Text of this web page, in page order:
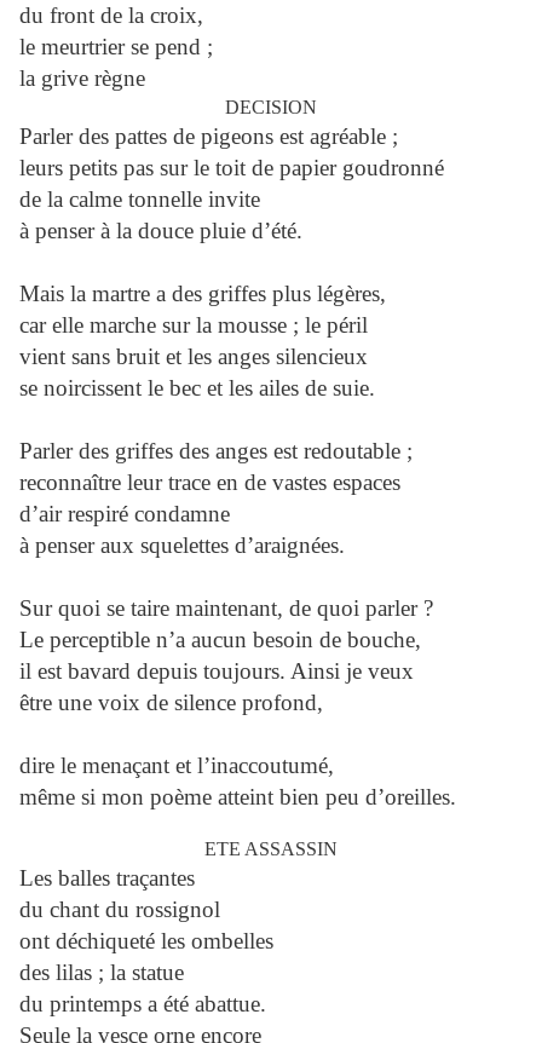
du front de la croix,
le meurtrier se pend ;
la grive règne
DECISION
Parler des pattes de pigeons est agréable ;
leurs petits pas sur le toit de papier goudronné
de la calme tonnelle invite
à penser à la douce pluie d’été.
Mais la martre a des griffes plus légères,
car elle marche sur la mousse ; le péril
vient sans bruit et les anges silencieux
se noircissent le bec et les ailes de suie.
Parler des griffes des anges est redoutable ;
reconnaître leur trace en de vastes espaces
d’air respiré condamne
à penser aux squelettes d’araignées.
Sur quoi se taire maintenant, de quoi parler ?
Le perceptible n’a aucun besoin de bouche,
il est bavard depuis toujours. Ainsi je veux
être une voix de silence profond,
dire le menaçant et l’inaccoutumé,
même si mon poème atteint bien peu d’oreilles.
ETE ASSASSIN
Les balles traçantes
du chant du rossignol
ont déchiqueté les ombelles
des lilas ; la statue
du printemps a été abattue.
Seule la vesce orne encore